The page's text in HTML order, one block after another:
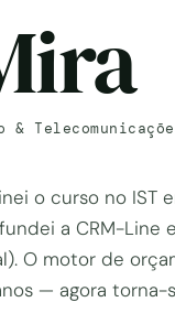
o curso no IST
a CRM-Line
O motor de
— agora torna-